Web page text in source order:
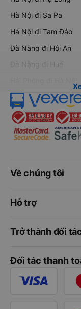
Hà Nội đi Sa Pa
Hà Nội đi Tam Đảo
Đà Nẵng đi Hội An
Đà Nẵng đi Huế
Về chúng tôi
Hỗ trợ
Trở thành đối
Đối tác thanh